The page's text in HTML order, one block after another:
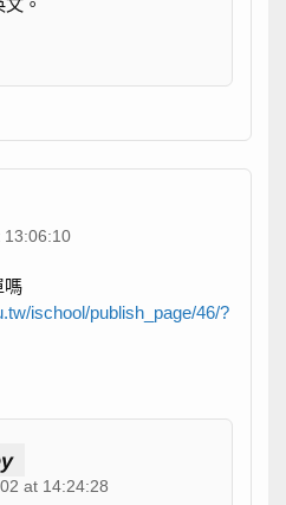
。
13:06:10
嗎
ischool/publish_page/46/?
at 14:24:28